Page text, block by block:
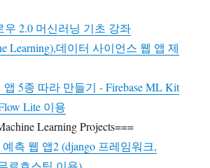
2.0 머신러닝 기초 강좌
Learning),데이터 사이언스 웹 앱 제
5종 따라 만들기 - Firebase ML Kit
Lite 이용
Learning Projects===
측 웹 앱2 (django 프레임워크,